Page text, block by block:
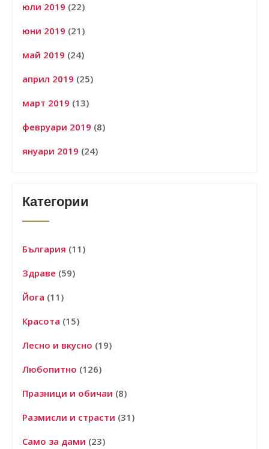
юли 2019 (22)
юни 2019 (21)
май 2019 (24)
април 2019 (25)
март 2019 (13)
февруари 2019 (8)
януари 2019 (24)
Категории
България (11)
Здраве (59)
Йога (11)
Красота (15)
Лесно и вкусно (19)
Любопитно (126)
Празници и обичаи (8)
Размисли и страсти (31)
Само за дами (23)